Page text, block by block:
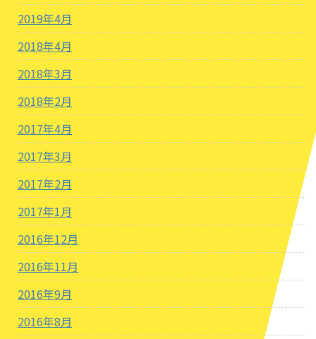
2019年4月
2018年4月
2018年3月
2018年2月
2017年4月
2017年3月
2017年2月
2017年1月
2016年12月
2016年11月
2016年9月
2016年8月